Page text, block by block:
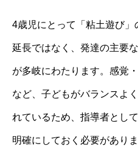
4歳児にとって「粘土遊び
延長ではなく、発達の主要
が多岐にわたります。感覚
など、子どもがバランスよ
れているため、指導者とし
明確にしておく必要があり